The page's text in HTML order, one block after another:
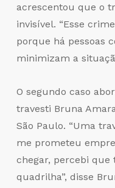
acrescentou que o
invisível. “Esse
porque há pessoas
minimizam a
O segundo caso
travesti Bruna
São Paulo. “Uma
me prometeu
chegar, percebi
quadrilha”, disse